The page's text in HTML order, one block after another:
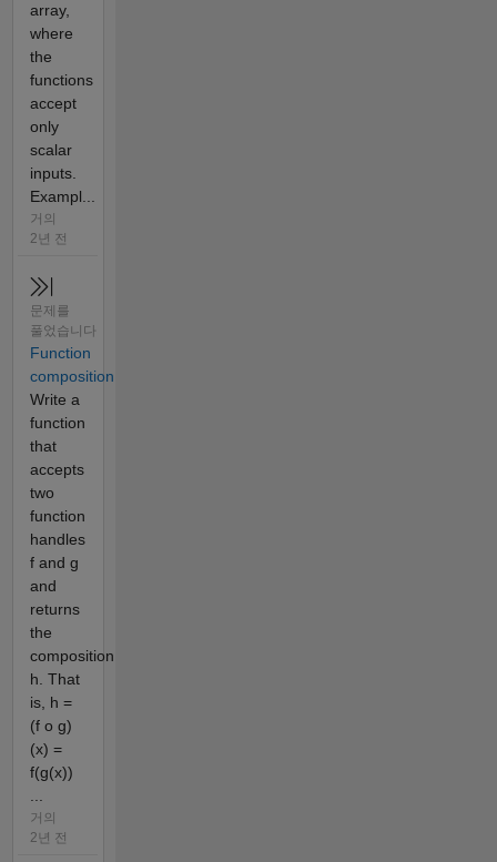
array,
where
the
functions
accept
only
scalar
inputs.
Exampl...
거의
2년 전
문제를
풀었습니다
Function
composition
Write a
function
that
accepts
two
function
handles
f and g
and
returns
the
composition
h. That
is, h =
(f o g)
(x) =
f(g(x))
...
거의
2년 전